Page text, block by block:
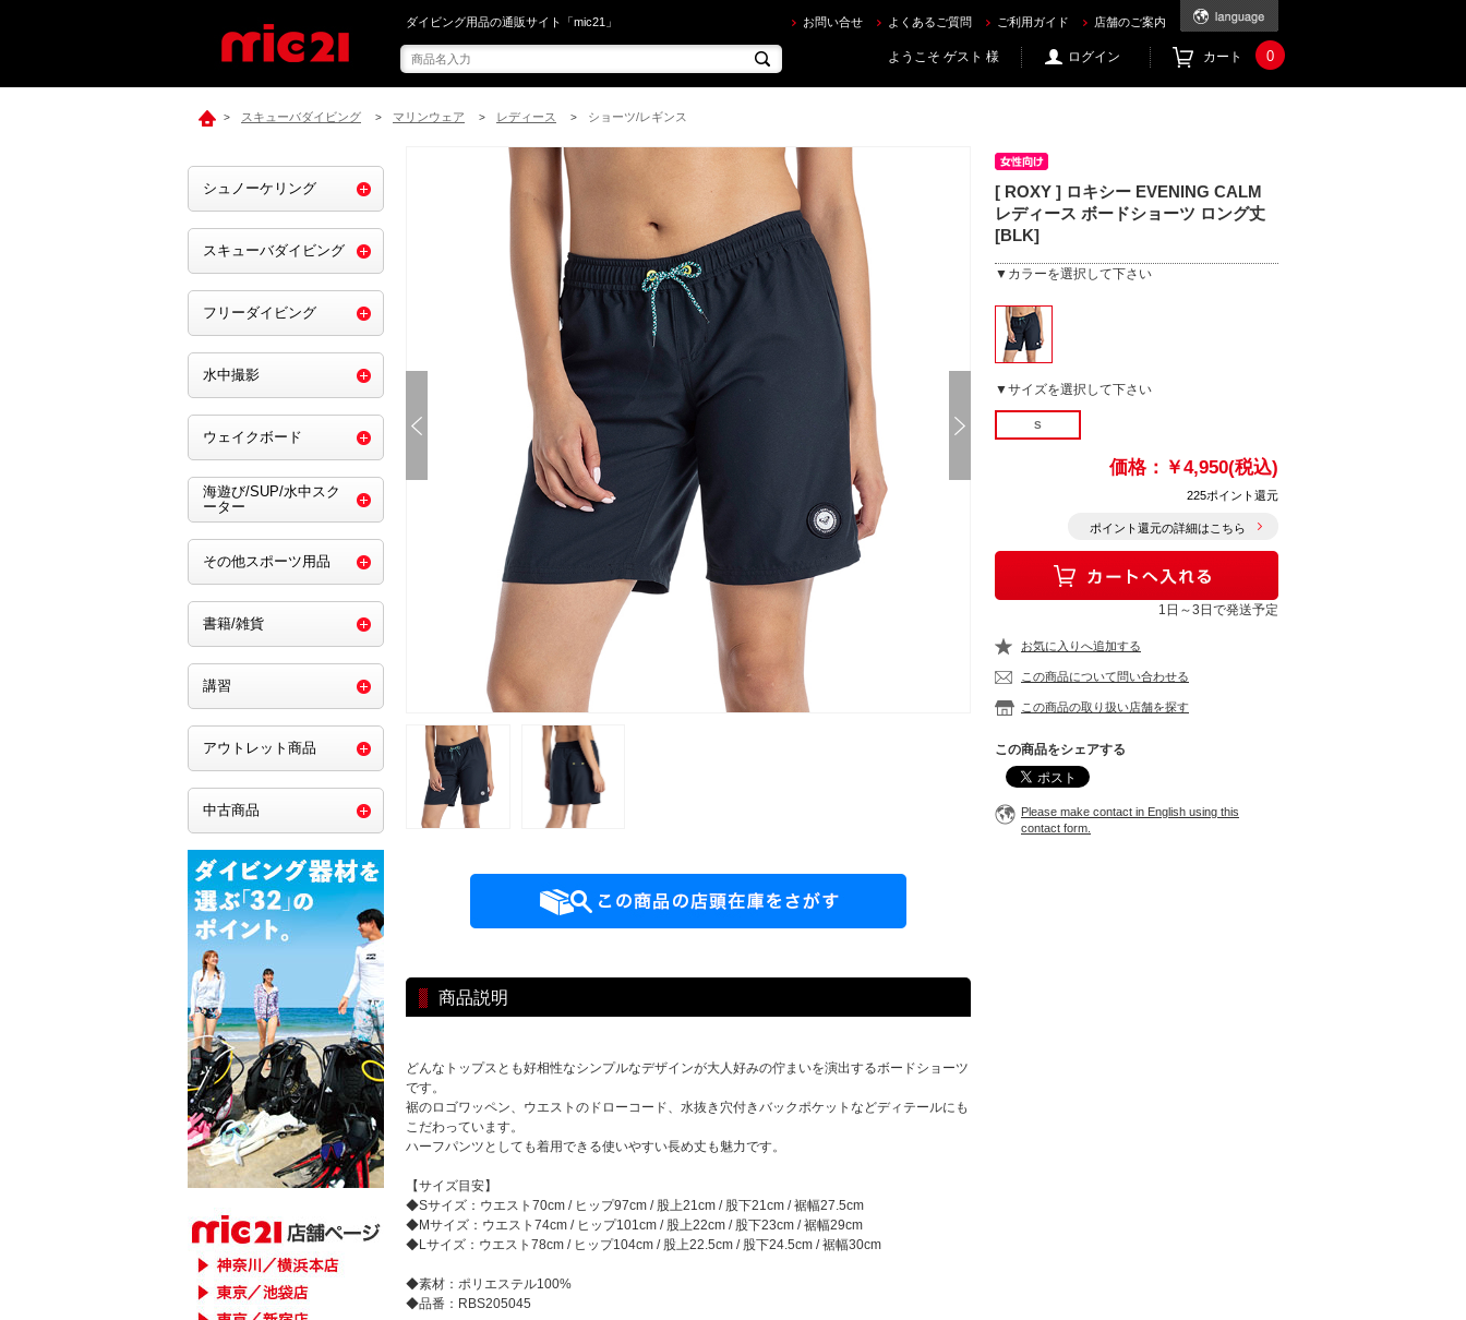
mic21で[ ROXY ] ロキシー EVENING CALM レディース ボードショーツ ロング丈 [BLK] を買うならec.mic21.com
ダイビング用品の通販サイト「mic21」 お問い合せ よくあるご質問 ご利用ガイド 店舗のご案内
ようこそ ゲスト 様 ログイン カート 0
> スキューバダイビング > マリンウェア > レディース > ショーツ/レギンス
商品説明
どんなトップスとも好相性なシンプルなデザインが大人好みの佇まいを演出するボードショーツ
です。
裾のロゴワッペン、ウエストのドローコード、水抜き穴付きバックポケットなどディテールにも
こだわっています。
ハーフパンツとしても着用できる使いやすい長め丈も魅力です。
【サイズ目安】
◆Sサイズ：ウエスト70cm / ヒップ97cm / 股上21cm / 股下21cm / 裾幅27.5cm
◆Mサイズ：ウエスト74cm / ヒップ101cm / 股上22cm / 股下23cm / 裾幅29cm
◆Lサイズ：ウエスト78cm / ヒップ104cm / 股上22.5cm / 股下24.5cm / 裾幅30cm
◆素材：ポリエステル100%
◆品番：RBS205045
[ ROXY ] ロキシー EVENING CALM
レディース ボードショーツ ロング丈
[BLK]
▼カラーを選択して下さい
▼サイズを選択して下さい
S
価格： ￥4,950(税込)
225ポイント還元
ポイント還元の詳細はこちら
1日～3日で発送予定
お気に入りへ追加する
この商品について問い合わせる
この商品の取り扱い店舗を探す
この商品をシェアする
Please make contact in English using this
contact form.
シュノーケリング
スキューバダイビング
フリーダイビング
水中撮影
ウェイクボード
海遊び/SUP/水中スク
ーター
その他スポーツ用品
書籍/雑貨
講習
アウトレット商品
中古商品